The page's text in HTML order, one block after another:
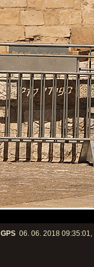
GPS06. 06. 2018 09:35:01,